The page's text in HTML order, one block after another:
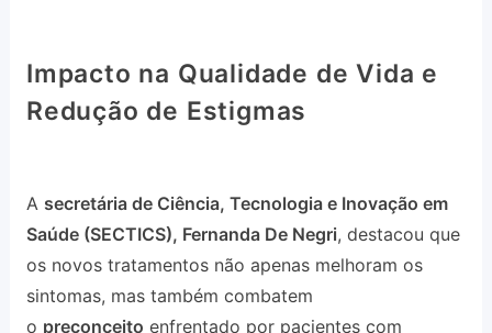
Impacto na Qualidade de Vida e
Redução de Estigmas
A secretária de Ciência, Tecnologia e Inovação em
Saúde (SECTICS), Fernanda De Negri, destacou que
os novos tratamentos não apenas melhoram os
sintomas, mas também combatem
o preconceito enfrentado por pacientes com